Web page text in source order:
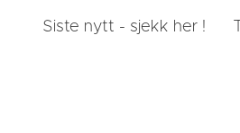
Siste nytt - sjekk her !